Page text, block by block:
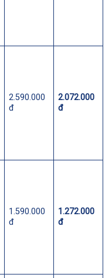
2.590.000
đ
2.072.000
đ
1.590.000
đ
1.272.000
đ